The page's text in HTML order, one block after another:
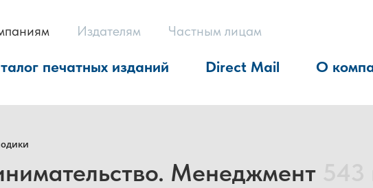
Издателям Частным лицам
печатных изданий Direct Mail О
Менеджмент